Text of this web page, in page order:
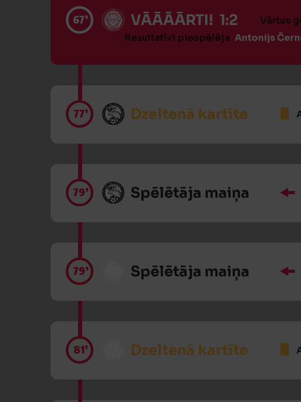
67’ VĀĀĀĀRTI! 1:2 Vārtus
Rezultatīvi piespēlēja Antonijs
77’ Dzeltenā kartīte
79’ Spēlētāja maiņa
79’ Spēlētāja maiņa
81’ Dzeltenā kartīte